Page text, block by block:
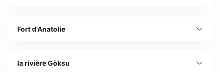
Fort d'Anatolie
la rivière Göksu